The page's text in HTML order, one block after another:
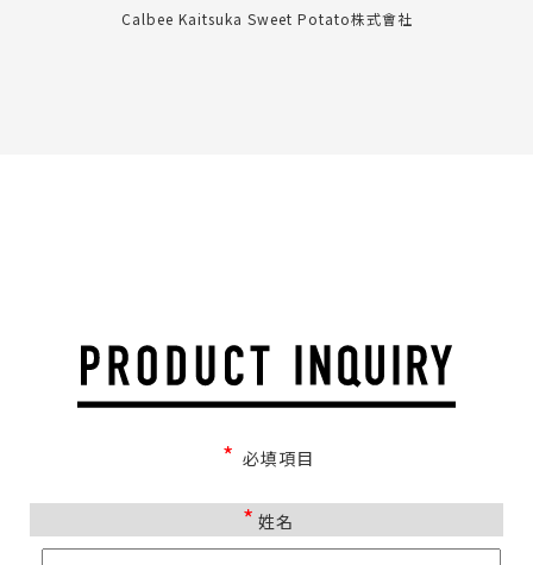
Calbee Kaitsuka Sweet Potato株式會社
* 必填項目
* 姓名